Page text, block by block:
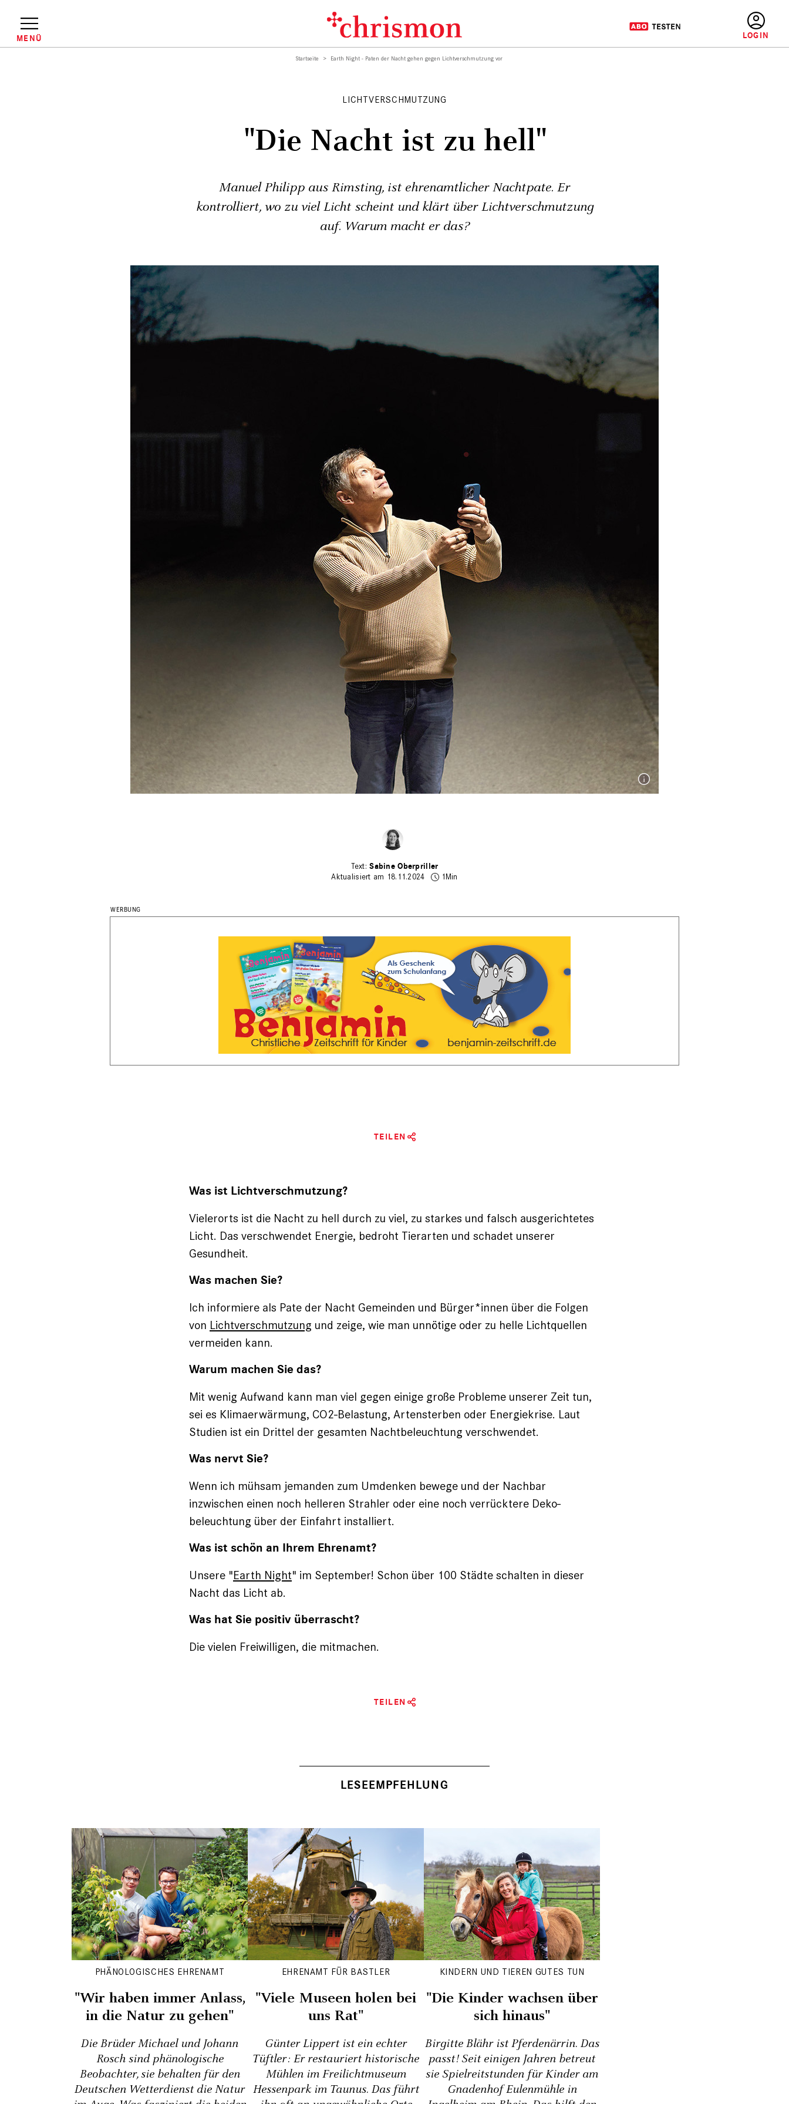
Inhalt
MENÜ
Startseite Earth Night - Paten der Nacht gehen gegen Lichtverschmutzung vor
LICHTVERSCHMUTZUNG
"Die Nacht ist zu hell"
Manuel Philipp aus Rimsting, ist ehrenamtlicher Nachtpate. Er
kontrolliert, wo zu viel Licht scheint und klärt über Lichtverschmutzung
auf. Warum macht er das?
Sabine Oberpriller
Aktualisiert am 18.11.2024
1Min
TEILEN
Was ist Lichtverschmutzung?
Vielerorts ist die Nacht zu hell durch zu viel, zu starkes und falsch aus­gerichtetes
Licht. Das verschwendet Energie, bedroht Tierarten und schadet unserer
Gesundheit.
Was machen Sie?
Ich informiere als Pate der Nacht ­Gemeinden und Bürger*innen über die Folgen
von Lichtverschmutzung und zeige, wie man unnötige oder zu helle Lichtquellen
vermeiden kann.
Warum machen Sie das?
Mit wenig Aufwand kann man viel gegen einige große Probleme unserer Zeit tun,
sei es Klimaerwärmung, CO2-Belastung, Artensterben oder Energiekrise. Laut
Studien ist ein Drittel der gesamten Nachtbeleuchtung verschwendet.
Was nervt Sie?
Wenn ich mühsam jemanden zum ­Umdenken bewege und der Nachbar
inzwischen einen noch helleren Strahler oder eine noch verrücktere Deko­
beleuchtung über der Einfahrt installiert.
Was ist schön an Ihrem Ehrenamt?
Unsere "Earth Night" im September! Schon über 100 Städte schalten in ­dieser
Nacht das Licht ab.
Was hat Sie positiv überrascht?
Die vielen Freiwilligen, die mitmachen.
TEILEN
LESEEMPFEHLUNG
PHÄNOLOGISCHES EHRENAMT
"Wir haben immer Anlass,
in die Natur zu gehen"
Die Brüder Michael und Johann
Rosch sind phänologische
Beobachter, sie behalten für den
Deutschen Wetterdienst die Natur
EHRENAMT FÜR BASTLER
"Viele Museen holen bei
uns Rat"
Günter Lippert ist ein echter
Tüftler: Er restauriert historische
Mühlen im Freilichtmuseum
Hessenpark im Taunus. Das führt
KINDERN UND TIEREN GUTES TUN
"Die Kinder wachsen über
sich hinaus"
Birgitte Blähr ist Pferdenärrin. Das
passt! Seit einigen Jahren betreut
sie Spielreitstunden für Kinder am
Gnadenhof Eulenmühle in